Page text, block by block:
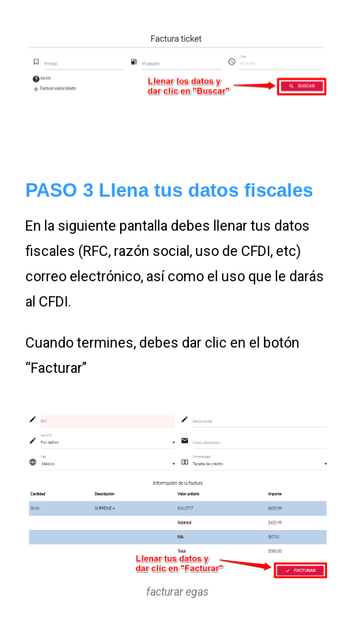
PASO 3 Llena tus datos fiscales
En la siguiente pantalla debes llenar tus datos
fiscales (RFC, razón social, uso de CFDI, etc)
correo electrónico, así como el uso que le darás
al CFDI.
Cuando termines, debes dar clic en el botón
“Facturar”
facturar egas